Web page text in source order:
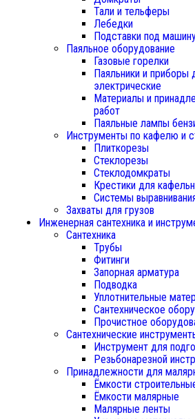
Тали и тельферы
Лебедки
Подставки под
Паяльное оборудование
Газовые горелки
Паяльники и приборы
электрические
Материалы и
работ
Паяльные лампы
Инструменты по кафелю и
Плиткорезы
Стеклорезы
Стеклодомкраты
Крестики для
Системы
Захваты для грузов
Инженерная сантехника и
Сантехника
Трубы
Фитинги
Запорная арматура
Подводка
Уплотнительные
Сантехническое
Прочистное
Сантехнические
Инструмент для
Резьбонарезной
Принадлежности для
Ёмкости
Ёмкости малярные
Малярные ленты